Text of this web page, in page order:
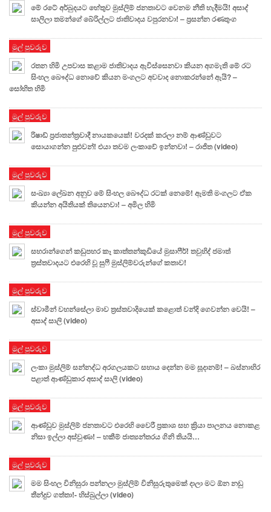
මේ රටේ අර්බුදයට හේතුව මුස්ලිම් ජනතාවට වෙනම නීති හැදීමයි! අසාද්
සාලිලා තමන්ගේ බේරිල්ලට ජාතිවාදය වපුරනවා! – ප්‍රසන්න රණතුංග
මුල් පුවරුව
රතන හිමි උපවාස කළාම ජාතිවාදය ඇවිස්සෙනවා කියන අගමැති මේ රට
සිංහල බෞද්ධ නොවේ කියන මංගලට අවවාද නොකරන්නේ ඇයි? –
සෝභිත හිමි
මුල් පුවරුව
රිෂාඩ් ප්‍රජාතන්ත්‍රවාදී නායකයෙක්! වරදක් කරලා නම් ආණ්ඩුවට
සොයාගන්න පුළුවන්! එයා තවම ලංකාවේ ඉන්නවා! – රාජිත (video)
මුල් පුවරුව
සංඛ්‍යා ලේඛන අනුව මේ සිංහල බෞද්ධ රටක් නෙමේ! ඇමති මංගලට ඒක
කියන්න අයිතියක් තියෙනවා! – අමිල හිමි
මුල් පුවරුව
සහරාන්ගෙන් කඩුපහර කෑ කාත්තන්කුඩියේ මුසාෆීර්! තවුහිද් ජමාත්
ත්‍රස්තවාදයට එරෙහි වූ සුෆී මුස්ලිම්වරුන්ගේ කතාව!
මුල් පුවරුව
ස්වාමීන් වහන්සේලා මාව ත්‍රස්තවාදියෙක් කළොත් වන්දි ගෙවන්න වෙයි! –
අසාද් සාලි (video)
මුල් පුවරුව
ලංකා මුස්ලිම් සන්නද්ධ අරගලයකට සහාය දෙන්න මම සූදානම්! – බස්නාහිර
පළාත් ආණ්ඩුකාර අසාද් සාලි (video)
මුල් පුවරුව
ආණ්ඩුව මුස්ලිම් ජනතාවට එරෙහි වෛරී ප්‍රකාශ සහ ක්‍රියා පාලනය නොකළ
නිසා ඉල්ලා අස්වුණා! – හකීම් ජාත්‍යන්තරය ගිනි තියයි…
මුල් පුවරුව
මම සිංහල විනිසුරා පන්නලා මුස්ලිම් විනිසුරුතුමෙක් දාලා මට ඕන නඩු
තීන්දුව ගත්තා!- හිස්බුල්ලා (video)